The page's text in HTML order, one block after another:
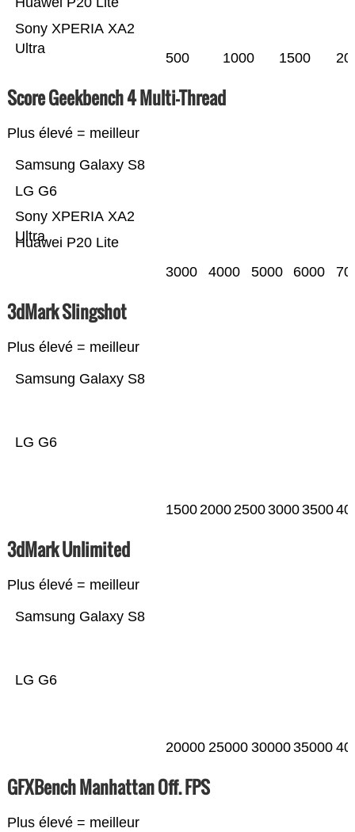
Sony XPERIA XA2
Ultra
500 1000 1500
Score Geekbench 4 Multi-Thread
Plus élevé = meilleur
Huawei P20 Lite
Sony XPERIA XA2
Ultra
LG G6
Samsung Galaxy S8
3000 4000 5000 6000
3dMark Slingshot
Plus élevé = meilleur
LG G6
Samsung Galaxy S8
15002000250030003500
3dMark Unlimited
Plus élevé = meilleur
LG G6
Samsung Galaxy S8
20000 25000 3000035000
GFXBench Manhattan Off. FPS
Plus élevé = meilleur